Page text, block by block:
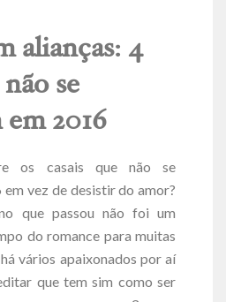
alianças: 4
se
em 2016
os casais que não se
vez de desistir do amor?
que passou não foi um
do romance para muitas
vários apaixonados por aí
que tem sim como ser